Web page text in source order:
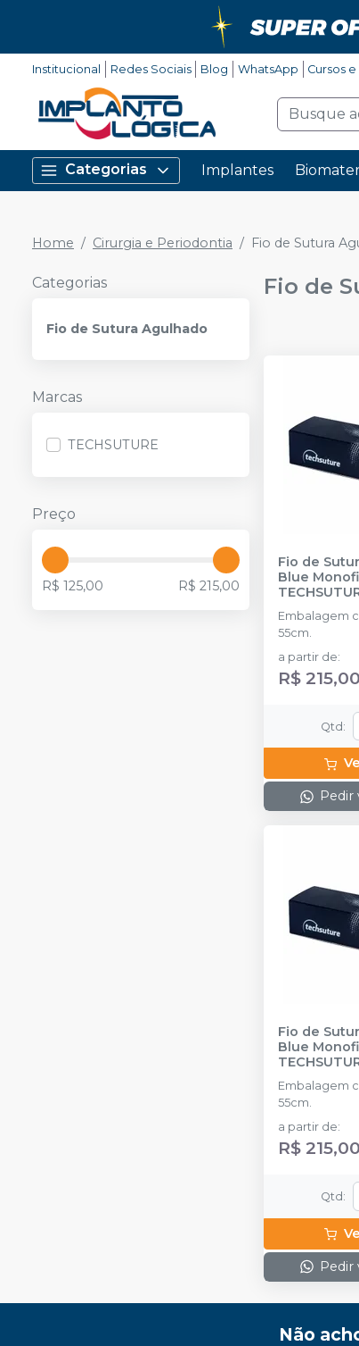
Institucional Redes Sociais Blog WhatsApp Cursos
Categorias Implantes
Home Cirurgia e Periodontia Fio de Sutura
Categorias
Fio de Sutura Agulhado
Marcas
TECHSUTURE
Preço
R$ 125,00 R$ 215,00
Fio de
Fio de
Blue
Embalagem
55cm.
a partir de:
R$ 215,00
Qtd:
Pedir
Fio de
Blue
Embalagem
55cm.
a partir de:
R$ 215,00
Qtd :
Pedir
Não